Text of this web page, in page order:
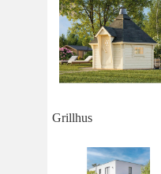
Grillhus